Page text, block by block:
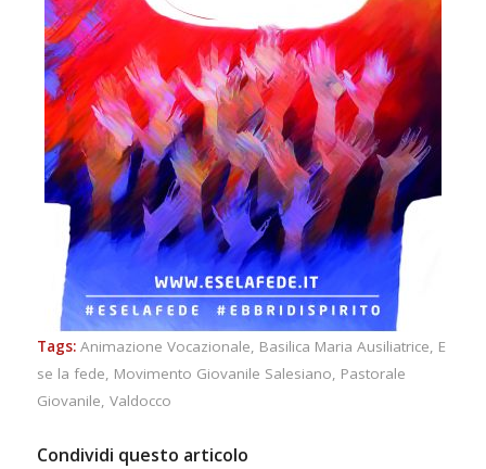
Tags: Animazione Vocazionale, Basilica Maria Ausiliatrice, E
se la fede, Movimento Giovanile Salesiano, Pastorale
Giovanile, Valdocco
Condividi questo articolo